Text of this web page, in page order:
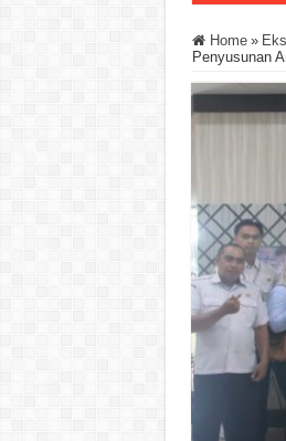
Home »
Penyusunan